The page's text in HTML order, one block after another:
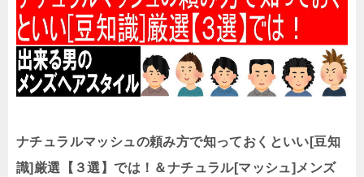
ナチュラルマッシュの頼み方で知っておくといい[豆知
識]厳選【３選】では！＆ナチュラル[マッシュ]メンズ